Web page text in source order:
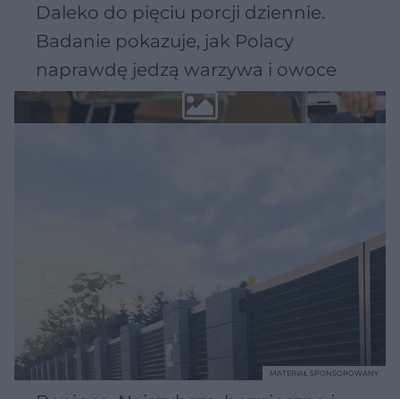
Daleko do pięciu porcji dziennie.
Badanie pokazuje, jak Polacy
naprawdę jedzą warzywa i owoce
MATERIAŁ SPONSOROWANY